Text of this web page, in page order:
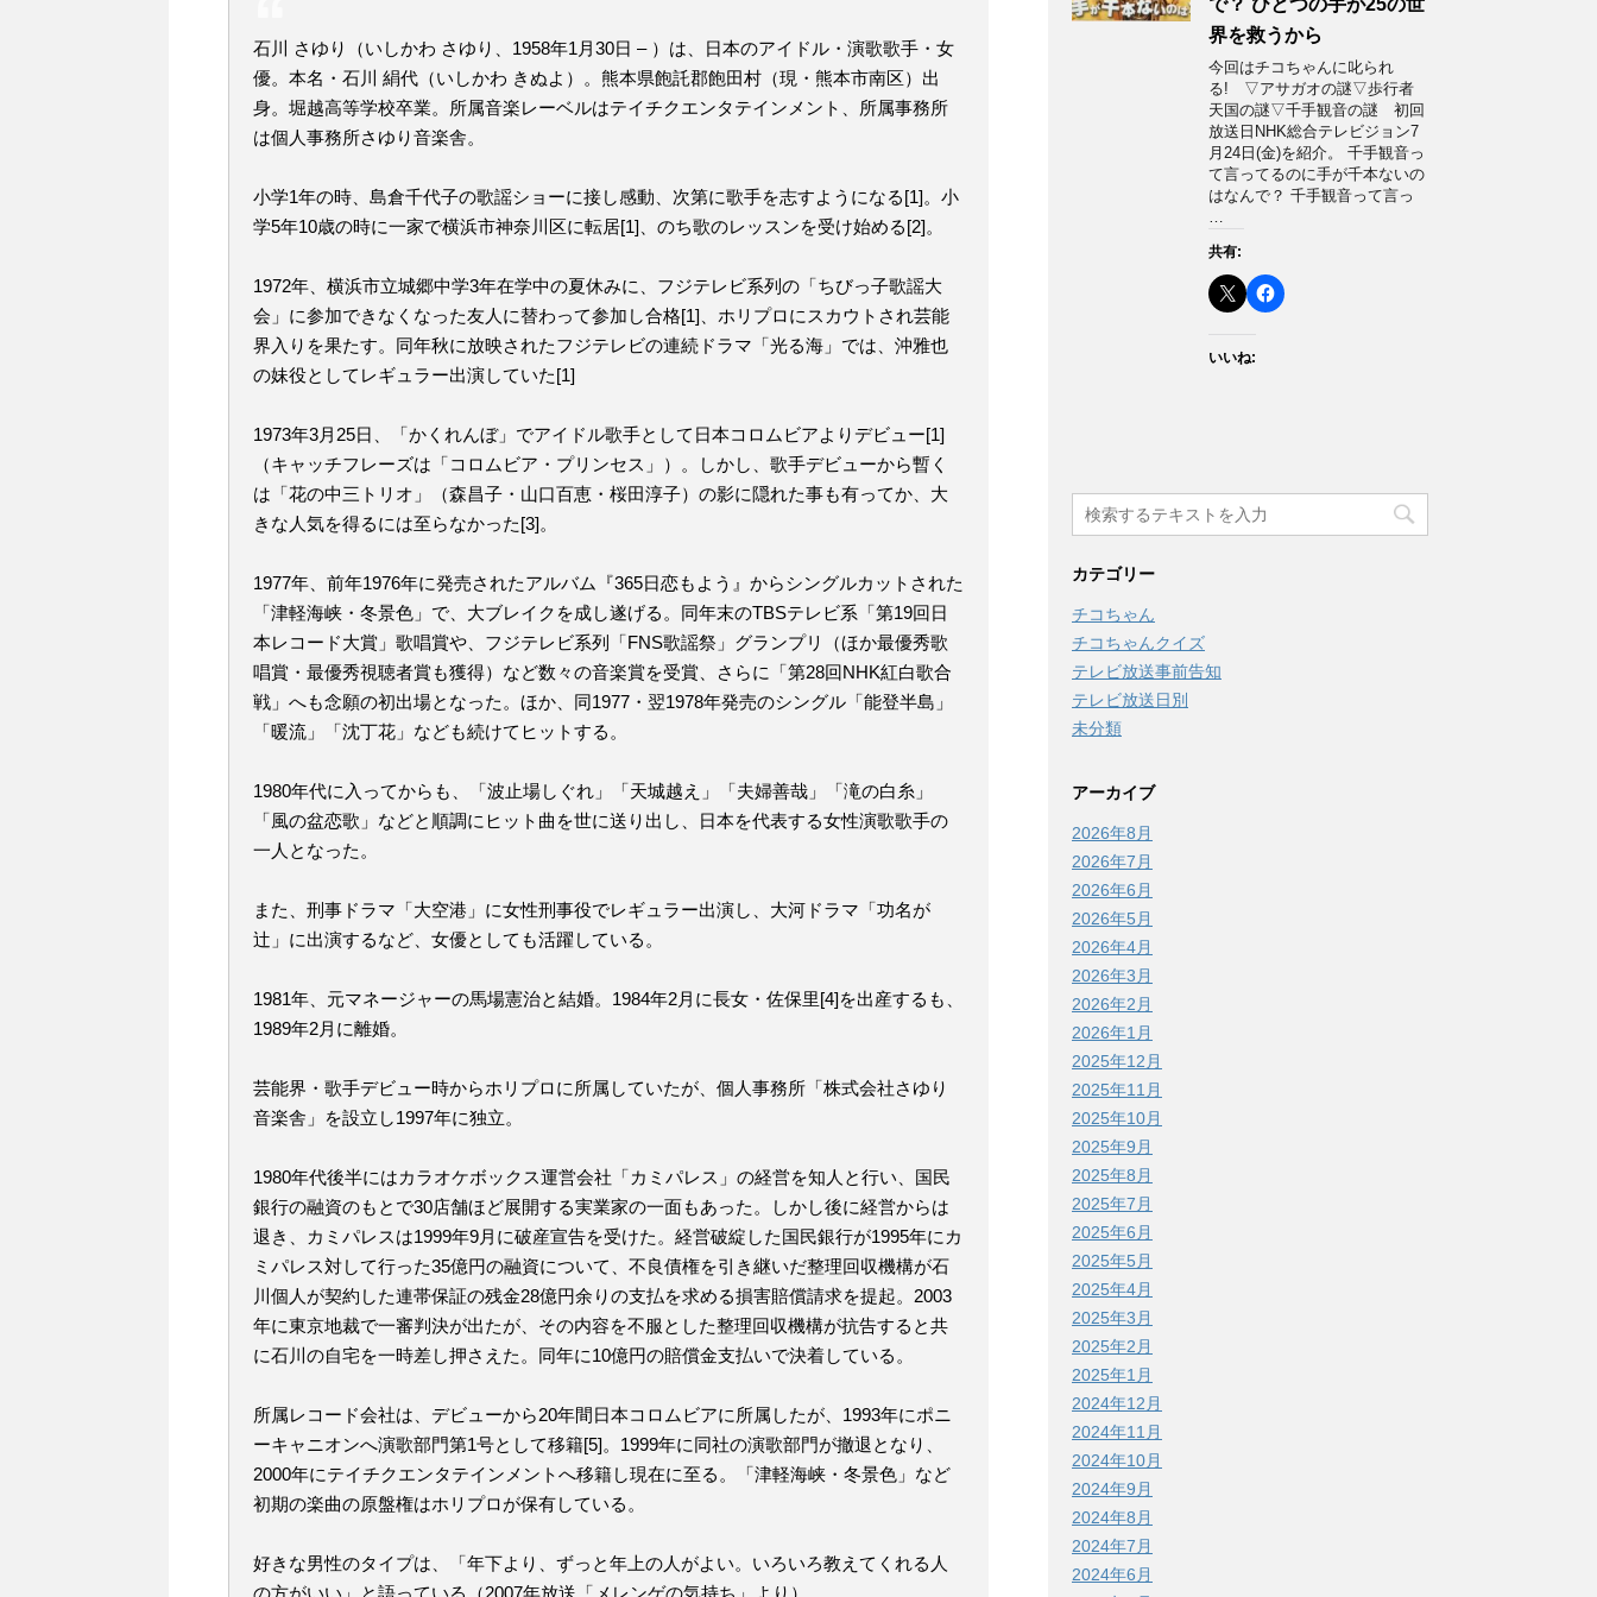
石川 さゆり（いしかわ さゆり、1958年1月30日 – ）は、日本のアイドル・演歌歌手・女
優。本名・石川 絹代（いしかわ きぬよ）。熊本県飽託郡飽田村（現・熊本市南区）出
身。堀越高等学校卒業。所属音楽レーベルはテイチクエンタテインメント、所属事務所
は個人事務所さゆり音楽舎。
小学1年の時、島倉千代子の歌謡ショーに接し感動、次第に歌手を志すようになる[1]。小
学5年10歳の時に一家で横浜市神奈川区に転居[1]、のち歌のレッスンを受け始める[2]。
1972年、横浜市立城郷中学3年在学中の夏休みに、フジテレビ系列の「ちびっ子歌謡大
会」に参加できなくなった友人に替わって参加し合格[1]、ホリプロにスカウトされ芸能
界入りを果たす。同年秋に放映されたフジテレビの連続ドラマ「光る海」では、沖雅也
の妹役としてレギュラー出演していた[1]
1973年3月25日、「かくれんぼ」でアイドル歌手として日本コロムビアよりデビュー[1]
（キャッチフレーズは「コロムビア・プリンセス」）。しかし、歌手デビューから暫く
は「花の中三トリオ」（森昌子・山口百恵・桜田淳子）の影に隠れた事も有ってか、大
きな人気を得るには至らなかった[3]。
1977年、前年1976年に発売されたアルバム『365日恋もよう』からシングルカットされた
「津軽海峡・冬景色」で、大ブレイクを成し遂げる。同年末のTBSテレビ系「第19回日
本レコード大賞」歌唱賞や、フジテレビ系列「FNS歌謡祭」グランプリ（ほか最優秀歌
唱賞・最優秀視聴者賞も獲得）など数々の音楽賞を受賞、さらに「第28回NHK紅白歌合
戦」へも念願の初出場となった。ほか、同1977・翌1978年発売のシングル「能登半島」
「暖流」「沈丁花」なども続けてヒットする。
1980年代に入ってからも、「波止場しぐれ」「天城越え」「夫婦善哉」「滝の白糸」
「風の盆恋歌」などと順調にヒット曲を世に送り出し、日本を代表する女性演歌歌手の
一人となった。
また、刑事ドラマ「大空港」に女性刑事役でレギュラー出演し、大河ドラマ「功名が
辻」に出演するなど、女優としても活躍している。
1981年、元マネージャーの馬場憲治と結婚。1984年2月に長女・佐保里[4]を出産するも、
1989年2月に離婚。
芸能界・歌手デビュー時からホリプロに所属していたが、個人事務所「株式会社さゆり
音楽舎」を設立し1997年に独立。
1980年代後半にはカラオケボックス運営会社「カミパレス」の経営を知人と行い、国民
銀行の融資のもとで30店舗ほど展開する実業家の一面もあった。しかし後に経営からは
退き、カミパレスは1999年9月に破産宣告を受けた。経営破綻した国民銀行が1995年にカ
ミパレス対して行った35億円の融資について、不良債権を引き継いだ整理回収機構が石
川個人が契約した連帯保証の残金28億円余りの支払を求める損害賠償請求を提起。2003
年に東京地裁で一審判決が出たが、その内容を不服とした整理回収機構が抗告すると共
に石川の自宅を一時差し押さえた。同年に10億円の賠償金支払いで決着している。
所属レコード会社は、デビューから20年間日本コロムビアに所属したが、1993年にポニ
ーキャニオンへ演歌部門第1号として移籍[5]。1999年に同社の演歌部門が撤退となり、
2000年にテイチクエンタテインメントへ移籍し現在に至る。「津軽海峡・冬景色」など
初期の楽曲の原盤権はホリプロが保有している。
好きな男性のタイプは、「年下より、ずっと年上の人がよい。いろいろ教えてくれる人
の方がいい」と語っている（2007年放送「メレンゲの気持ち」より）。
で？ ひとつの手が25の世
界を救うから
今回はチコちゃんに叱られ
る! ▽アサガオの謎▽歩行者
天国の謎▽千手観音の謎 初回
放送日NHK総合テレビジョン7
月24日(金)を紹介。 千手観音っ
て言ってるのに手が千本ないの
はなんで？ 千手観音って言っ
…
共有:
いいね:
カテゴリー
チコちゃん
チコちゃんクイズ
テレビ放送事前告知
テレビ放送日別
未分類
アーカイブ
2026年8月
2026年7月
2026年6月
2026年5月
2026年4月
2026年3月
2026年2月
2026年1月
2025年12月
2025年11月
2025年10月
2025年9月
2025年8月
2025年7月
2025年6月
2025年5月
2025年4月
2025年3月
2025年2月
2025年1月
2024年12月
2024年11月
2024年10月
2024年9月
2024年8月
2024年7月
2024年6月